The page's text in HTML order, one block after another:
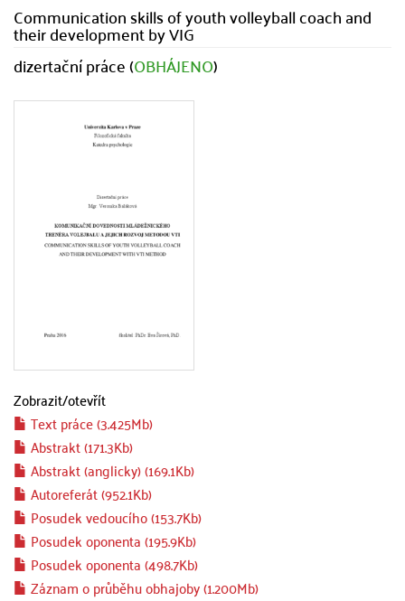
Communication skills of youth volleyball coach and
their development by VIG
dizertační práce (OBHÁJENO)
Zobrazit/otevřít
Text práce (3.425Mb)
Abstrakt (171.3Kb)
Abstrakt (anglicky) (169.1Kb)
Autoreferát (952.1Kb)
Posudek vedoucího (153.7Kb)
Posudek oponenta (195.9Kb)
Posudek oponenta (498.7Kb)
Záznam o průběhu obhajoby (1.200Mb)